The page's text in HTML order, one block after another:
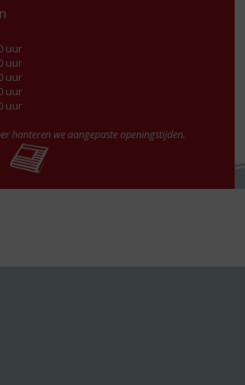
uur
uur
uur
uur
uur
hanteren we aangepaste openingstijden.